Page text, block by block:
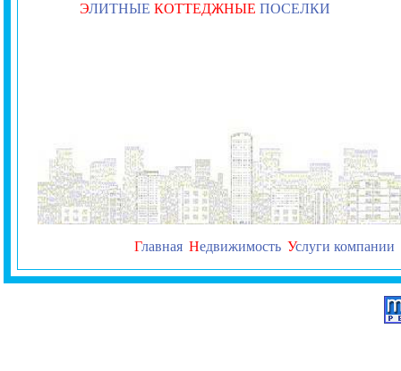
ЭЛИТНЫЕ КОТТЕДЖНЫЕ ПОСЕЛКИ
Главная Недвижимость Услуги компании